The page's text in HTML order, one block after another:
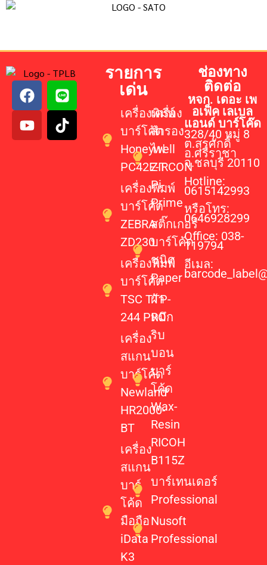
รายการ
เด่น
เครื่องพิมพ์
บาร์โค้ด
Honeywell
PC42E-T
เครื่องพิมพ์
บาร์โค้ด
ZEBRA
ZD230
เครื่องพิมพ์
บาร์โค้ด
TSC TTP-
244 PRO
เครื่อง
สแกน
บาร์โค้ด
Newland
HR2000-
BT
เครื่อง
สแกน
บาร์
โค้ด
มือถือ
iData
K3
เครื่อง
สำรอง
ไฟ
ZIRCON
Pi-
Prime
สติ๊กเกอร์
บาร์โค้ด
ชนิด
Paper
ผ้า
หมึก
ริบ
บอน
บาร์
โค้ด
Wax-
Resin
RICOH
B115Z
บาร์เทนเดอร์
Professional
Nusoft
Professional
ช่องทาง
ติดต่อ
หจก. เดอะ เพ
อเฟ็ค เลเบล
แอนด์ บาร์โค๊ด
328/40 หมู่ 8
ต.สุรศักดิ์
อ.ศรีราชา
จ.ชลบุรี 20110
Hotline:
0615142993
หรือโทร:
0646928299
Office: 038-
119794
อีเมล: